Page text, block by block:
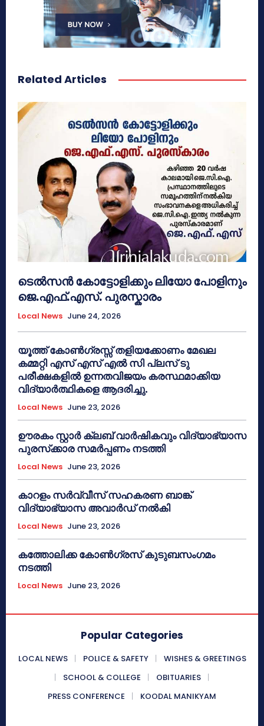
Related Articles
ടെൽസൻ കോട്ടോളിക്കും ലിയോ പോളിനും
ജെ.എഫ്.എസ്. പുരസ്കാരം
Local News June 24, 2026
യൂത്ത് കോൺഗ്രസ്സ് തളിയക്കോണം മേഖല
കമ്മറ്റി എസ് എസ് എൽ സി പ്ലസ് ടു
പരീക്ഷകളിൽ ഉന്നതവിജയം കരസ്ഥമാക്കിയ
വിദ്യാർത്ഥികളെ ആദരിച്ചു.
Local News June 23, 2026
ഊരകം സ്റ്റാർ ക്ലബ് വാർഷികവും വിദ്യാഭ്യാസ
പുരസ്‌ക്കാര സമർപ്പണം നടത്തി
Local News June 23, 2026
കാറളം സർവ്വീസ് സഹകരണ ബാങ്ക്
വിദ്യാഭ്യാസ അവാർഡ് നൽകി
Local News June 23, 2026
കത്തോലിക്ക കോൺഗ്രസ് കുടുബസംഗമം
നടത്തി
Local News June 23, 2026
Popular Categories
LOCAL NEWS POLICE & SAFETY
WISHES & GREETINGS
SCHOOL & COLLEGE
OBITUARIES
PRESS CONFERENCE
KOODAL MANIKYAM